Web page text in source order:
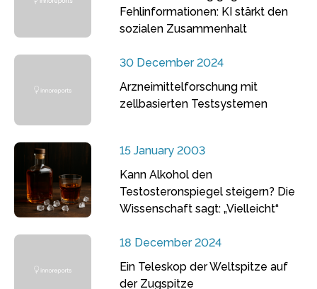
Fehlinformationen: KI stärkt den
sozialen Zusammenhalt
30 December 2024
Arzneimittelforschung mit
zellbasierten Testsystemen
15 January 2003
Kann Alkohol den
Testosteronspiegel steigern? Die
Wissenschaft sagt: „Vielleicht“
18 December 2024
Ein Teleskop der Weltspitze auf
der Zugspitze